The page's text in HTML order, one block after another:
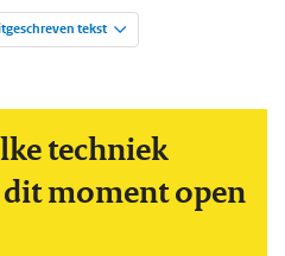
tekst
techniek
dit moment open